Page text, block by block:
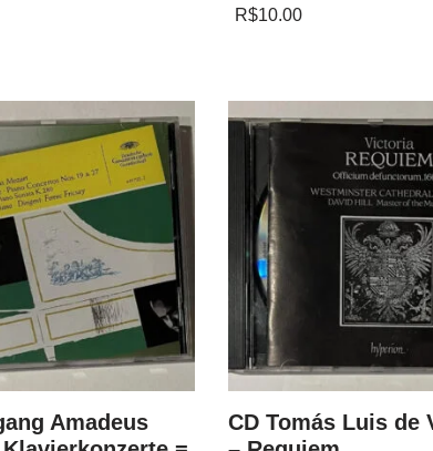
R$10.00
Amadeus
CD Tomás Luis de